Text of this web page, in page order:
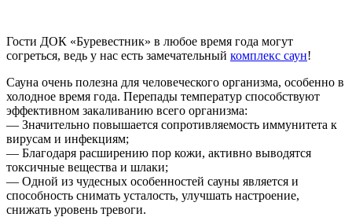
Гости ДОК «Буревестник» в любое время года могут
согреться, ведь у нас есть замечательный комплекс саун!
Сауна очень полезна для человеческого организма, особенно в
холодное время года. Перепады температур способствуют
эффективном закаливанию всего организма:
— Значительно повышается сопротивляемость иммунитета к
вирусам и инфекциям;
— Благодаря расширению пор кожи, активно выводятся
токсичные вещества и шлаки;
— Одной из чудесных особенностей сауны является и
способность снимать усталость, улучшать настроение,
снижать уровень тревоги.